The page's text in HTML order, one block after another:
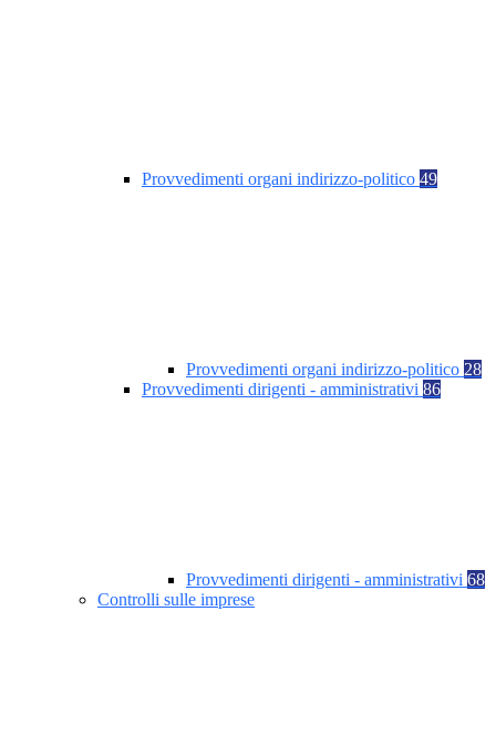
Provvedimenti organi indirizzo-politico 49
Provvedimenti organi indirizzo-politico 28
Provvedimenti dirigenti - amministrativi 86
Provvedimenti dirigenti - amministrativi 68
Controlli sulle imprese